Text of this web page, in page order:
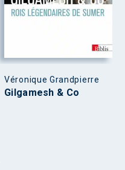
Véronique Grandpierre
Gilgamesh & Co